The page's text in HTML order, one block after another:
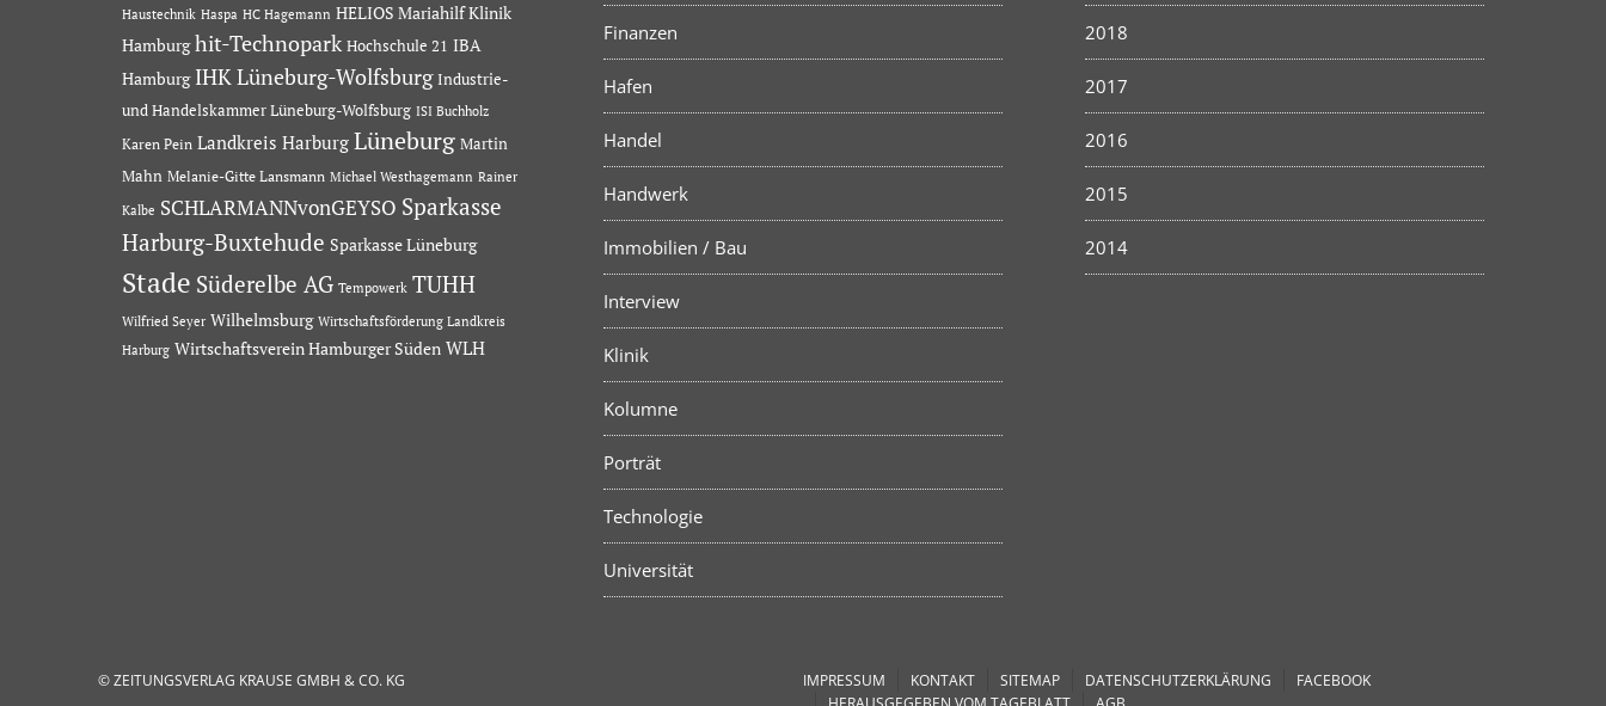
Haustechnik Haspa HC Hagemann HELIOS Mariahilf Klinik
Hamburg hit-Technopark Hochschule 21 IBA
Hamburg IHK Lüneburg-Wolfsburg Industrie-
und Handelskammer Lüneburg-Wolfsburg ISI Buchholz
Karen Pein Landkreis Harburg Lüneburg Martin
Mahn Melanie-Gitte Lansmann Michael Westhagemann Rainer
Kalbe SCHLARMANNvonGEYSO Sparkasse
Harburg-Buxtehude Sparkasse Lüneburg
Stade Süderelbe AG Tempowerk TUHH
Wilfried Seyer Wilhelmsburg Wirtschaftsförderung Landkreis
Harburg Wirtschaftsverein Hamburger Süden WLH
Finanzen
Hafen
Handel
Handwerk
Immobilien / Bau
Interview
Klinik
Kolumne
Porträt
Technologie
Universität
2018
2017
2016
2015
2014
IMPRESSUM KONTAKT SITEMAP DATENSCHUTZERKLÄRUNG
FACEBOOK
© ZEITUNGSVERLAG KRAUSE GMBH & CO. KG